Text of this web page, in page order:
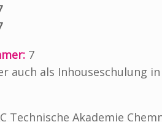
7
auch als Inhouseschulung
Technische Akademie